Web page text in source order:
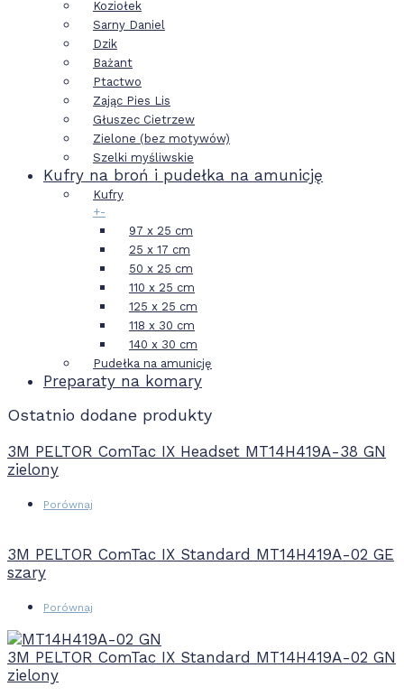
Koziołek
Sarny Daniel
Dzik
Bażant
Ptactwo
Zając Pies Lis
Głuszec Cietrzew
Zielone (bez motywów)
Szelki myśliwskie
Kufry na broń i pudełka na amunicję
Kufry
+-
97 x 25 cm
25 x 17 cm
50 x 25 cm
110 x 25 cm
125 x 25 cm
118 x 30 cm
140 x 30 cm
Pudełka na amunicję
Preparaty na komary
Ostatnio dodane produkty
3M PELTOR ComTac IX Headset MT14H419A-38 GN
zielony
Porównaj
3M PELTOR ComTac IX Standard MT14H419A-02 GE
szary
Porównaj
3M PELTOR ComTac IX Standard MT14H419A-02 GN
zielony